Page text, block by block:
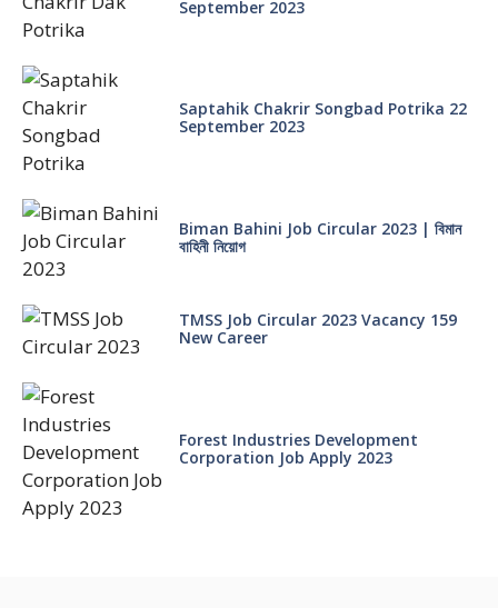
‍September 2023
Saptahik Chakrir Songbad Potrika 22
September 2023
Biman Bahini Job Circular 2023 | বিমান
বাহিনী নিয়োগ
TMSS Job Circular 2023 Vacancy 159
New Career
Forest Industries Development
Corporation Job Apply 2023